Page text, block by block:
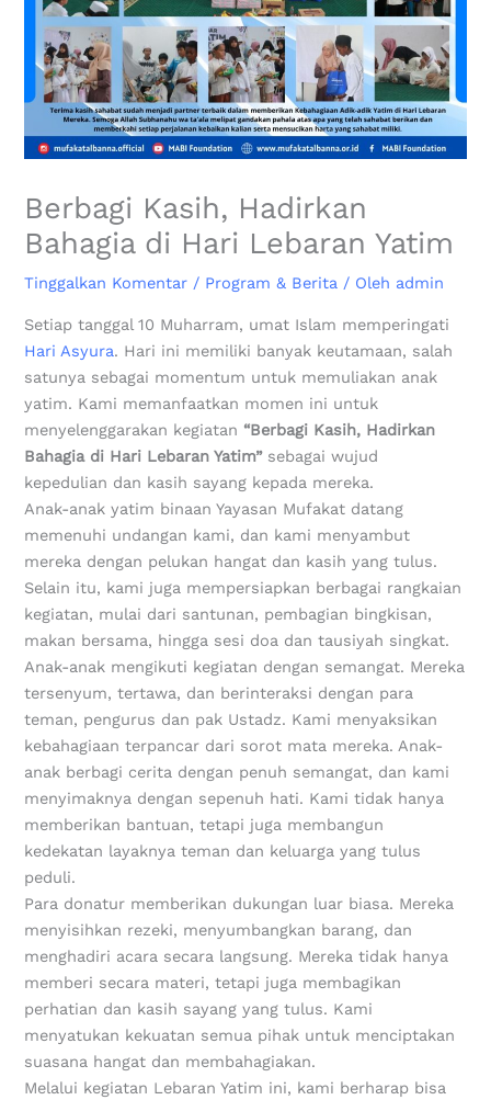
Berbagi Kasih, Hadirkan
Bahagia di Hari Lebaran Yatim
Tinggalkan Komentar / Program & Berita / Oleh admin
Setiap tanggal 10 Muharram, umat Islam memperingati
Hari Asyura. Hari ini memiliki banyak keutamaan, salah
satunya sebagai momentum untuk memuliakan anak
yatim. Kami memanfaatkan momen ini untuk
menyelenggarakan kegiatan “Berbagi Kasih, Hadirkan
Bahagia di Hari Lebaran Yatim”sebagai wujud
kepedulian dan kasih sayang kepada mereka.
Anak-anak yatim binaan Yayasan Mufakat datang
memenuhi undangan kami, dan kami menyambut
mereka dengan pelukan hangat dan kasih yang tulus.
Selain itu, kami juga mempersiapkan berbagai rangkaian
kegiatan, mulai dari santunan, pembagian bingkisan,
makan bersama, hingga sesi doa dan tausiyah singkat.
Anak-anak mengikuti kegiatan dengan semangat. Mereka
tersenyum, tertawa, dan berinteraksi dengan para
teman, pengurus dan pak Ustadz. Kami menyaksikan
kebahagiaan terpancar dari sorot mata mereka. Anak-
anak berbagi cerita dengan penuh semangat, dan kami
menyimaknya dengan sepenuh hati. Kami tidak hanya
memberikan bantuan, tetapi juga membangun
kedekatan layaknya teman dan keluarga yang tulus
peduli.
Para donatur memberikan dukungan luar biasa. Mereka
menyisihkan rezeki, menyumbangkan barang, dan
menghadiri acara secara langsung. Mereka tidak hanya
memberi secara materi, tetapi juga membagikan
perhatian dan kasih sayang yang tulus. Kami
menyatukan kekuatan semua pihak untuk menciptakan
suasana hangat dan membahagiakan.
Melalui kegiatan Lebaran Yatim ini, kami berharap bisa